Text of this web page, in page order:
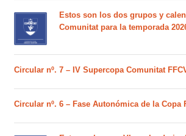
Estos son los dos grupos y
Comunitat para la temporada
Circular nº. 7 – IV Supercopa Comunitat
Circular nº. 6 – Fase Autonómica de la Copa